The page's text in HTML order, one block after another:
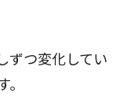
ずつ変化してい